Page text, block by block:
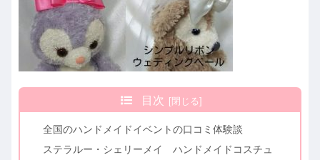
目次
全国のハンドメイドイベントの口コミ体験談
ステラルー・シェリーメイ ハンドメイドコスチュ